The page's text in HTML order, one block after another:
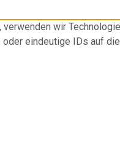
wir
eindeutige IDs auf